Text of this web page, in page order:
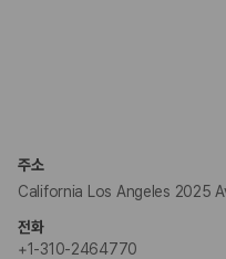
완전자차와 슈퍼자차는 업체별
는 제주 렌트카 가격과 함께 보
수준을 선택할 수 있습니다.
3. 제주공항 접근성과 셔틀
주소
California Los Angeles 2025
전화
+1-310-2464770